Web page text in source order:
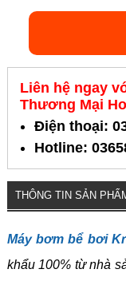
Liên hệ ngay
Thương Mại
Điện thoại:
Hotline:
THÔNG TIN SẢN
Máy bơm bể bơi
khẩu 100% từ nhà